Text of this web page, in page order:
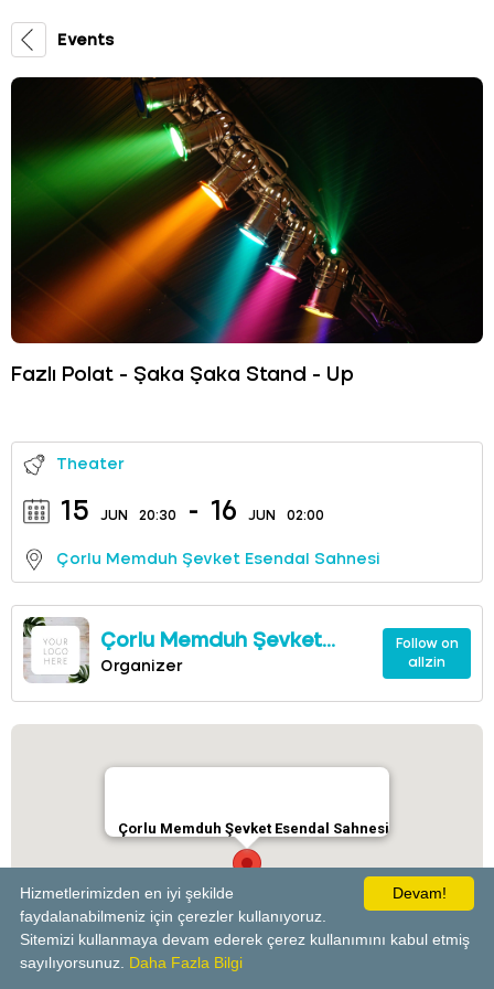
Events
Fazlı Polat - Şaka Şaka Stand - Up
Theater
15 JUN 20:30 - 16 JUN 02:00
Çorlu Memduh Şevket Esendal Sahnesi
Çorlu Memduh Şevket
Esendal Sahnesi
Organizer
Follow on
allzin
Çorlu Memduh Şevket Esendal Sahnesi
powered by
Devam!
Hizmetlerimizden en iyi şekilde
faydalanabilmeniz için çerezler kullanıyoruz.
Sitemizi kullanmaya devam ederek çerez kullanımını kabul etmiş
sayılıyorsunuz. Daha Fazla Bilgi